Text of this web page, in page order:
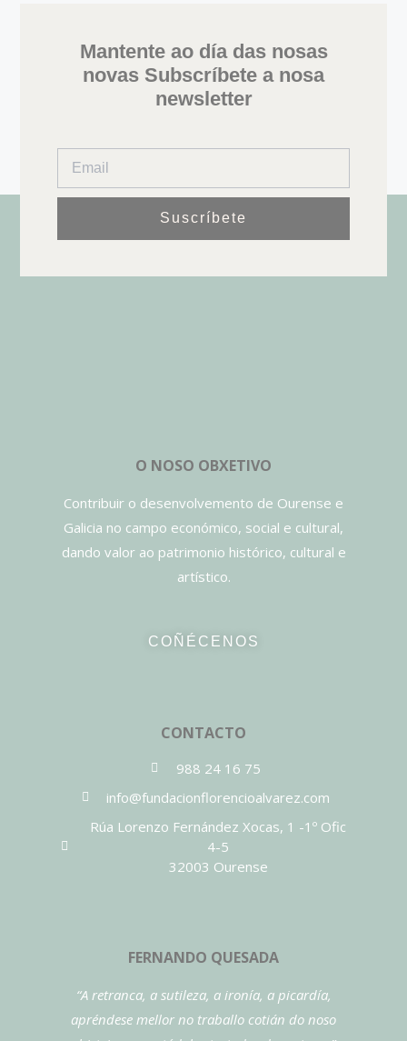
Mantente ao día das nosas
novas Subscríbete a nosa
newsletter
Suscríbete
O NOSO OBXETIVO
Contribuir o desenvolvemento de Ourense e
Galicia no campo económico, social e cultural,
dando valor ao patrimonio histórico, cultural e
artístico.
COÑÉCENOS
CONTACTO
988 24 16 75
info@fundacionflorencioalvarez.com
Rúa Lorenzo Fernández Xocas, 1 -1º Ofic
4-5
32003 Ourense
FERNANDO QUESADA
“A retranca, a sutileza, a ironía, a picardía,
apréndese mellor no traballo cotián do noso